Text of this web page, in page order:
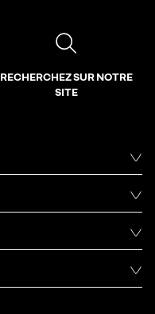
RECHERCHEZ SUR NOTRE
SITE